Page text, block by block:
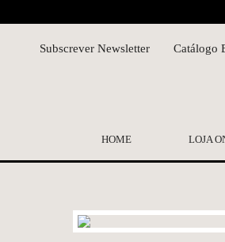
Subscrever Newsletter Catálogo
HOME LOJA